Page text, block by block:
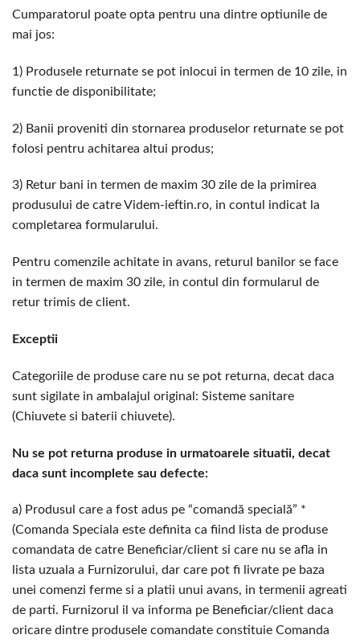
Cumparatorul poate opta pentru una dintre optiunile de
mai jos:
1) Produsele returnate se pot inlocui in termen de 10 zile, in
functie de disponibilitate;
2) Banii proveniti din stornarea produselor returnate se pot
folosi pentru achitarea altui produs;
3) Retur bani in termen de maxim 30 zile de la primirea
produsului de catre Videm-ieftin.ro, in contul indicat la
completarea formularului.
Pentru comenzile achitate in avans, returul banilor se face
in termen de maxim 30 zile, in contul din formularul de
retur trimis de client.
Exceptii
Categoriile de produse care nu se pot returna, decat daca
sunt sigilate in ambalajul original: Sisteme sanitare
(Chiuvete si baterii chiuvete).
Nu se pot returna produse in urmatoarele situatii, decat
daca sunt incomplete sau defecte:
a) Produsul care a fost adus pe “comandă specială” *
(Comanda Speciala este definita ca fiind lista de produse
comandata de catre Beneficiar/client si care nu se afla in
lista uzuala a Furnizorului, dar care pot fi livrate pe baza
unei comenzi ferme si a platii unui avans, in termenii agreati
de parti. Furnizorul il va informa pe Beneficiar/client daca
oricare dintre produsele comandate constituie Comanda